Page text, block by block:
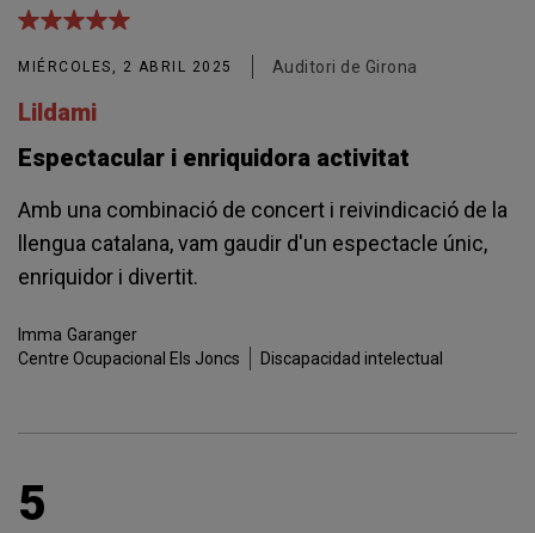
MIÉRCOLES, 2 ABRIL 2025 Auditori de Girona
Lildami
Espectacular i enriquidora activitat
Amb una combinació de concert i reivindicació de la
llengua catalana, vam gaudir d'un espectacle únic,
enriquidor i divertit.
Imma Garanger
Centre Ocupacional Els Joncs
Discapacidad intelectual
5